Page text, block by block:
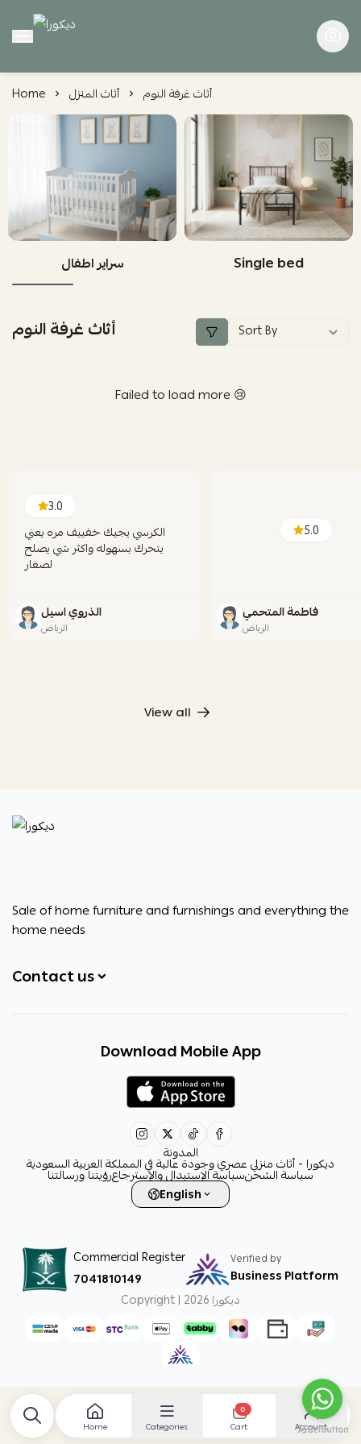
ديكورا
Home أثاث المنزل أثاث غرفة النوم
سراير اطفال Single bed
أثاث غرفة النوم
Failed to load more 😢
3.0
الكرسي يجيك خفييف مره يعني
يتحرك بسهوله واكثر شي يصلح
لصغار
الذروي اسيل
الرياض
5.0
فاطمة المتحمي
الرياض
View all
Home Categories
0
Account
ديكورا
Sale of home furniture and furnishings and everything the
home needs
Contact us
+966531828315
decora6586@gmail.com
Download Mobile App
المدونة
ديكورا - أثاث منزلي عصري وجودة عالية في المملكة العربية السعودية
رؤيتنا ورسالتناسياسة الإستبدال والإسترجاعسياسة الشحن
English
Commercial Register
7041810149
Verified by
Business Platform
Copyright | 2026ديكورا